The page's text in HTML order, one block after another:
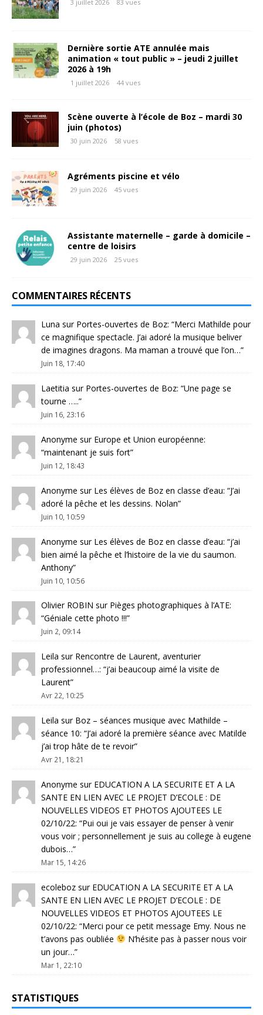
3 juillet 2026 83 vues
Dernière sortie ATE annulée mais
animation « tout public » – jeudi 2 juillet
2026 à 19h
1 juillet 2026 44 vues
Scène ouverte à l’école de Boz – mardi 30
juin (photos)
30 juin 2026 58 vues
Agréments piscine et vélo
29 juin 2026 45 vues
Assistante maternelle – garde à domicile –
centre de loisirs
29 juin 2026 25 vues
COMMENTAIRES RÉCENTS
Luna sur Portes-ouvertes de Boz: “Merci Mathilde pour
ce magnifique spectacle. J’ai adoré la musique beliver
de imagines dragons. Ma maman a trouvé que l’on…”
Juin 18, 17:40
Laetitia sur Portes-ouvertes de Boz: “Une page se
tourne …..”
Juin 16, 23:16
Anonyme sur Europe et Union européenne:
“maintenant je suis fort”
Juin 12, 18:43
Anonyme sur Les élèves de Boz en classe d’eau: “J’ai
adoré la pêche et les dessins. Nolan”
Juin 10, 10:59
Anonyme sur Les élèves de Boz en classe d’eau: “j’ai
bien aimé la pêche et l’histoire de la vie du saumon.
Anthony”
Juin 10, 10:56
Olivier ROBIN sur Pièges photographiques à l’ATE:
“Géniale cette photo !!!”
Juin 2, 09:14
Leila sur Rencontre de Laurent, aventurier
professionnel…: “j’ai beaucoup aimé la visite de
Laurent”
Avr 22, 10:25
Leila sur Boz – séances musique avec Mathilde –
séance 10: “J’ai adoré la première séance avec Matilde
j’ai trop hâte de te revoir”
Avr 21, 18:21
Anonyme sur EDUCATION A LA SECURITE ET A LA
SANTE EN LIEN AVEC LE PROJET D’ECOLE : DE
NOUVELLES VIDEOS ET PHOTOS AJOUTEES LE
02/10/22: “Pui oui je vais essayer de penser à venir
vous voir ; personnellement je suis au college à eugene
dubois…”
Mar 15, 14:26
ecoleboz sur EDUCATION A LA SECURITE ET A LA
SANTE EN LIEN AVEC LE PROJET D’ECOLE : DE
NOUVELLES VIDEOS ET PHOTOS AJOUTEES LE
02/10/22: “Merci pour ce petit message Emy. Nous ne
t’avons pas oubliée
N’hésite pas à passer nous voir
un jour…”
Mar 1, 22:10
STATISTIQUES